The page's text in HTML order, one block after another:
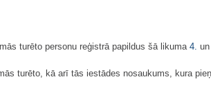
turēto personu reģistrā papildus šā likuma 4. un
turēto, kā arī tās iestādes nosaukums, kura